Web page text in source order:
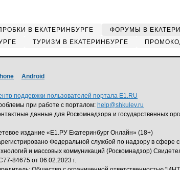
В ЕКАТЕРИНБУРГЕ ФОРУМЫ В
ТУРИЗМ В ЕКАТЕРИНБУРГЕ
Android
поддержки пользователей портала E1.RU
при работе с порталом: help@shkulev.ru
данные для Роскомнадзора и государственных
издание «Е1.РУ Екатеринбург Онлайн» (18+)
Федеральной службой по надзору в сфере
и массовых коммуникаций (Роскомнадзор)
84675 от 06.02.2023 г.